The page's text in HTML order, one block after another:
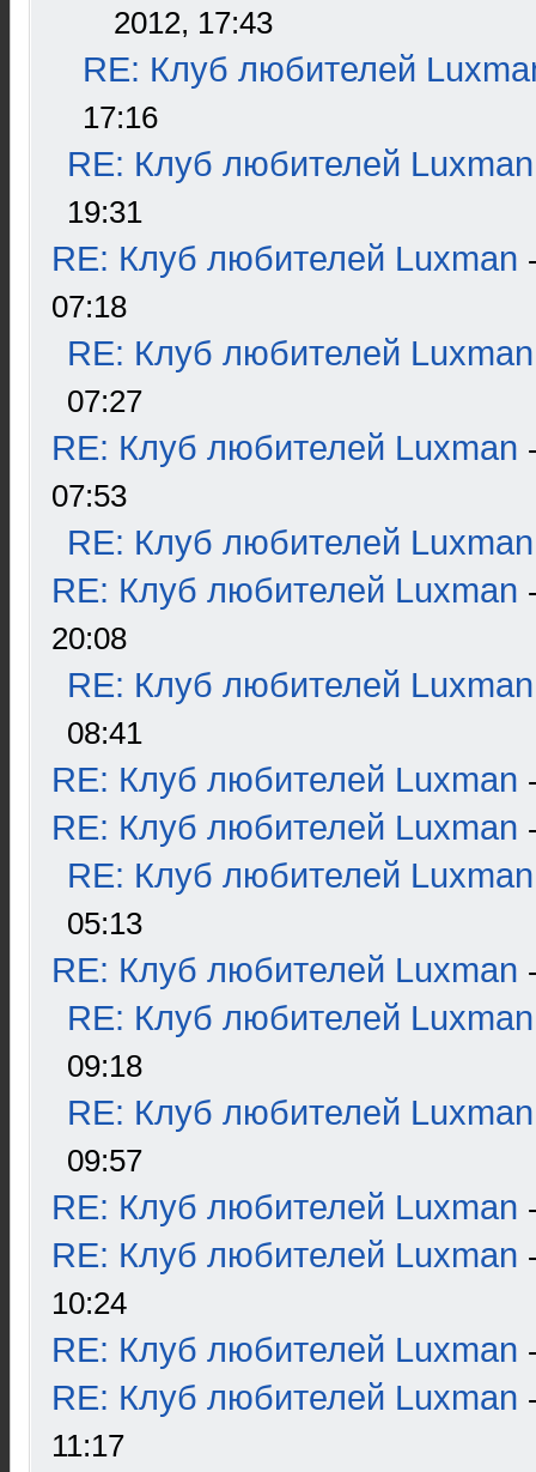
2012, 17:43
RE: Клуб любителей
17:16
RE: Клуб любителей Luxman
19:31
RE: Клуб любителей Luxman
07:18
RE: Клуб любителей Luxman
07:27
RE: Клуб любителей Luxman
07:53
RE: Клуб любителей Luxman
RE: Клуб любителей Luxman
20:08
RE: Клуб любителей Luxman
08:41
RE: Клуб любителей Luxman
RE: Клуб любителей Luxman
RE: Клуб любителей Luxman
05:13
RE: Клуб любителей Luxman
RE: Клуб любителей Luxman
09:18
RE: Клуб любителей Luxman
09:57
RE: Клуб любителей Luxman
RE: Клуб любителей Luxman
10:24
RE: Клуб любителей Luxman
RE: Клуб любителей Luxman
11:17